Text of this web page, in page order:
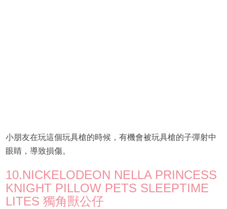
小朋友在玩這個玩具槍的時候，有機會被玩具槍的子彈射中
眼睛，導致損傷。
10.NICKELODEON NELLA PRINCESS
KNIGHT PILLOW PETS SLEEPTIME
LITES 獨角獸公仔